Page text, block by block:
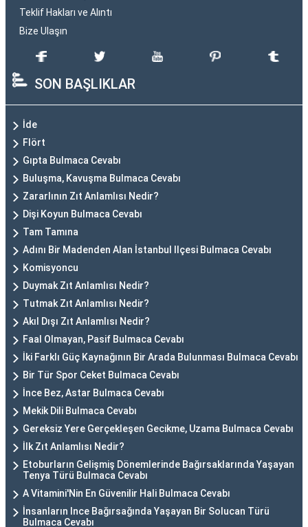
Teklif Hakları ve Alıntı
Bize Ulaşın
SON BAŞLIKLAR
İde
Flört
Gıpta Bulmaca Cevabı
Buluşma, Kavuşma Bulmaca Cevabı
Zararlının Zıt Anlamlısı Nedir?
Dişi Koyun Bulmaca Cevabı
Tam Tamına
Adını Bir Madenden Alan İstanbul Ilçesi Bulmaca Cevabı
Komisyoncu
Duymak Zıt Anlamlısı Nedir?
Tutmak Zıt Anlamlısı Nedir?
Akıl Dışı Zıt Anlamlısı Nedir?
Faal Olmayan, Pasif Bulmaca Cevabı
İki Farklı Güç Kaynağının Bir Arada Bulunması Bulmaca Cevabı
Bir Tür Spor Ceket Bulmaca Cevabı
İnce Bez, Astar Bulmaca Cevabı
Mekik Dili Bulmaca Cevabı
Gereksiz Yere Gerçekleşen Gecikme, Uzama Bulmaca Cevabı
İlk Zıt Anlamlısı Nedir?
Etoburların Gelişmiş Dönemlerinde Bağırsaklarında Yaşayan
Tenya Türü Bulmaca Cevabı
A Vitamini'Nin En Güvenilir Hali Bulmaca Cevabı
İnsanların Ince Bağırsağında Yaşayan Bir Solucan Türü
Bulmaca Cevabı